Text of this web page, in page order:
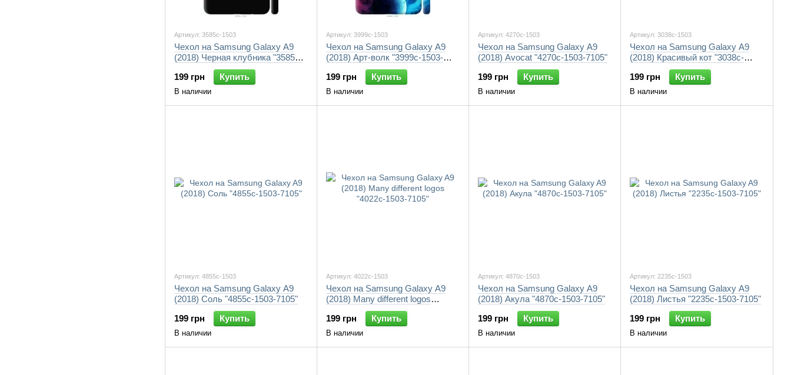
Артикул: 3585c-1503
Чехол на Samsung Galaxy A9
(2018) Черная клубника "3585c-
1503-7105"
199 грн
Купить
В наличии
Артикул: 3999c-1503
Чехол на Samsung Galaxy A9
(2018) Арт-волк "3999c-1503-
199 грн
Купить
В наличии
Артикул: 4270c-1503
Чехол на Samsung Galaxy A9
(2018) Avocat "4270c-1503-7105"
199 грн
Купить
В наличии
Артикул: 3038c-1503
Чехол на Samsung Galaxy A9
(2018) Красивый кот "3038c-
1503-7105"
199 грн
Купить
В наличии
Артикул: 4855c-1503
Чехол на Samsung Galaxy A9
(2018) Соль "4855c-1503-7105"
199 грн
Купить
В наличии
Артикул: 4022c-1503
Чехол на Samsung Galaxy A9
(2018) Many different logos
"4022c-1503-7105"
199 грн
Купить
В наличии
Артикул: 4870c-1503
Чехол на Samsung Galaxy A9
(2018) Акула "4870c-1503-7105"
199 грн
Купить
В наличии
Артикул: 2235c-1503
Чехол на Samsung Galaxy A9
(2018) Листья "2235c-1503-7105"
199 грн
Купить
В наличии